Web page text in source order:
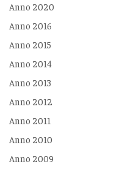
Anno 2020
Anno 2016
Anno 2015
Anno 2014
Anno 2013
Anno 2012
Anno 2011
Anno 2010
Anno 2009